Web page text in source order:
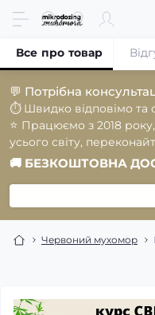
💬 Потрібна
⏱️ Швидко відповімо та
⭐️ Працюємо з 2018 року,
усього світу,
🚚 БЕЗКОШТОВНА
Червоний мухомор
Все про товар